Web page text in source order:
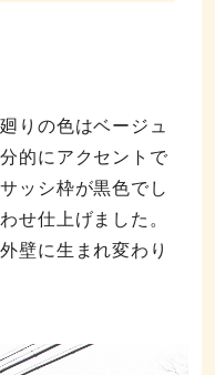
りの色はベージュ
的にアクセントで
ッシ枠が黒色でし
せ仕上げました。
壁に生まれ変わり